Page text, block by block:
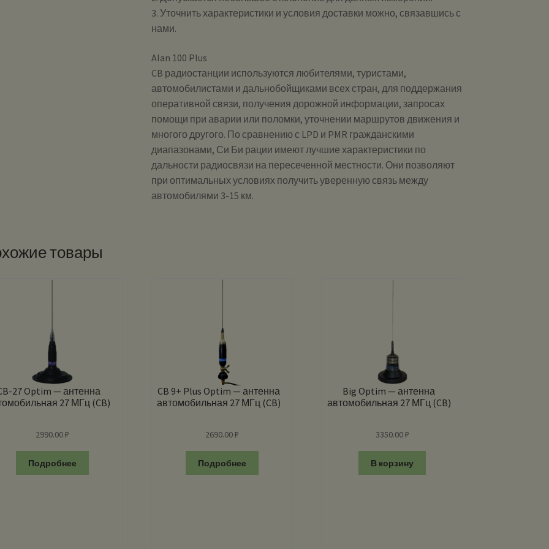
3. Уточнить характеристики и условия доставки можно, связавшись с
нами.
Alan 100 Plus
CB радиостанции используются любителями, туристами,
автомобилистами и дальнобойщиками всех стран, для поддержания
оперативной связи, получения дорожной информации, запросах
помощи при аварии или поломки, уточнении маршрутов движения и
многого другого. По сравнению с LPD и PMR гражданскими
диапазонами, Си Би рации имеют лучшие характеристики по
дальности радиосвязи на пересеченной местности. Они позволяют
при оптимальных условиях получить уверенную связь между
автомобилями 3-15 км.
товары
27 Optim — антенна
27 МГц (CB)
2990.00₽
Подробнее
CB 9+ Plus Optim — антенна
автомобильная 27 МГц (CB)
2690.00₽
Подробнее
Big Optim — антенна
автомобильная 27 МГц (CB)
3350.00₽
В корзину